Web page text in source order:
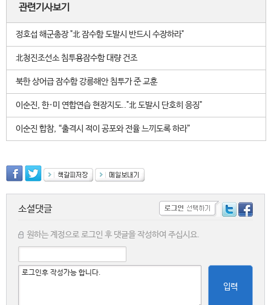
관련기사보기
정호섭 해군총장 "北 잠수함 도발시 반드시 수장하라"
北청진조선소 침투용잠수함 대량 건조
북한 상어급 잠수함 강릉해안 침투가 준 교훈
이순진, 한·미 연합연습 현장지도.."北 도발시 단호히 응징"
이순진 합참, “출격시 적이 공포와 전율 느끼도록 하라”
소셜댓글
원하는 계정으로 로그인 후 댓글을 작성하여 주십시요.
입력